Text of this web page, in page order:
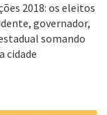
2018: os eleitos
governador,
somando
cidade